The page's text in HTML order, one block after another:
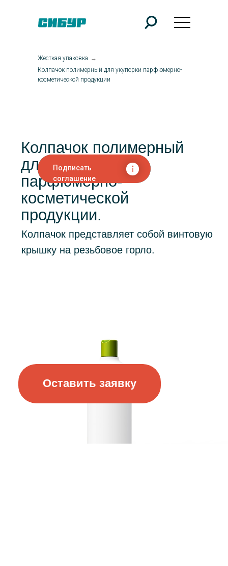
Подписать
соглашение
Жесткая упаковка →
Колпачок полимерный для укупорки парфюмерно-
косметической продукции
косметической
продукции.
Колпачок представляет собой винтовую
крышку на резьбовое горло.